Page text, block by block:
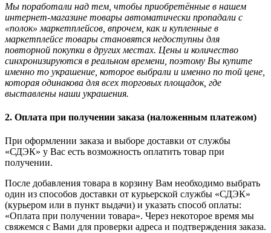
Мы поработали над тем, чтобы приобретённые в нашем
интернет-магазине товары автоматически пропадали с
«полок» маркетплейсов, впрочем, как и купленные в
маркетплейсе товары становятся недоступны для
повторной покупки в других местах. Цены и количество
синхронизируются в реальном времени, поэтому Вы купите
именно то украшение, которое выбрали и именно по той цене,
которая одинакова для всех торговых площадок, где
выставлены наши украшения.
2. Оплата при получении заказа (наложенным платежом)
При оформлении заказа и выборе доставки от службы
«СДЭК» у Вас есть возможность оплатить товар при
получении.
После добавления товара в корзину Вам необходимо выбрать
один из способов доставки от курьерской службы «СДЭК»
(курьером или в пункт выдачи) и указать способ оплаты:
«Оплата при получении товара». Через некоторое время мы
свяжемся с Вами для проверки адреса и подтверждения заказа.